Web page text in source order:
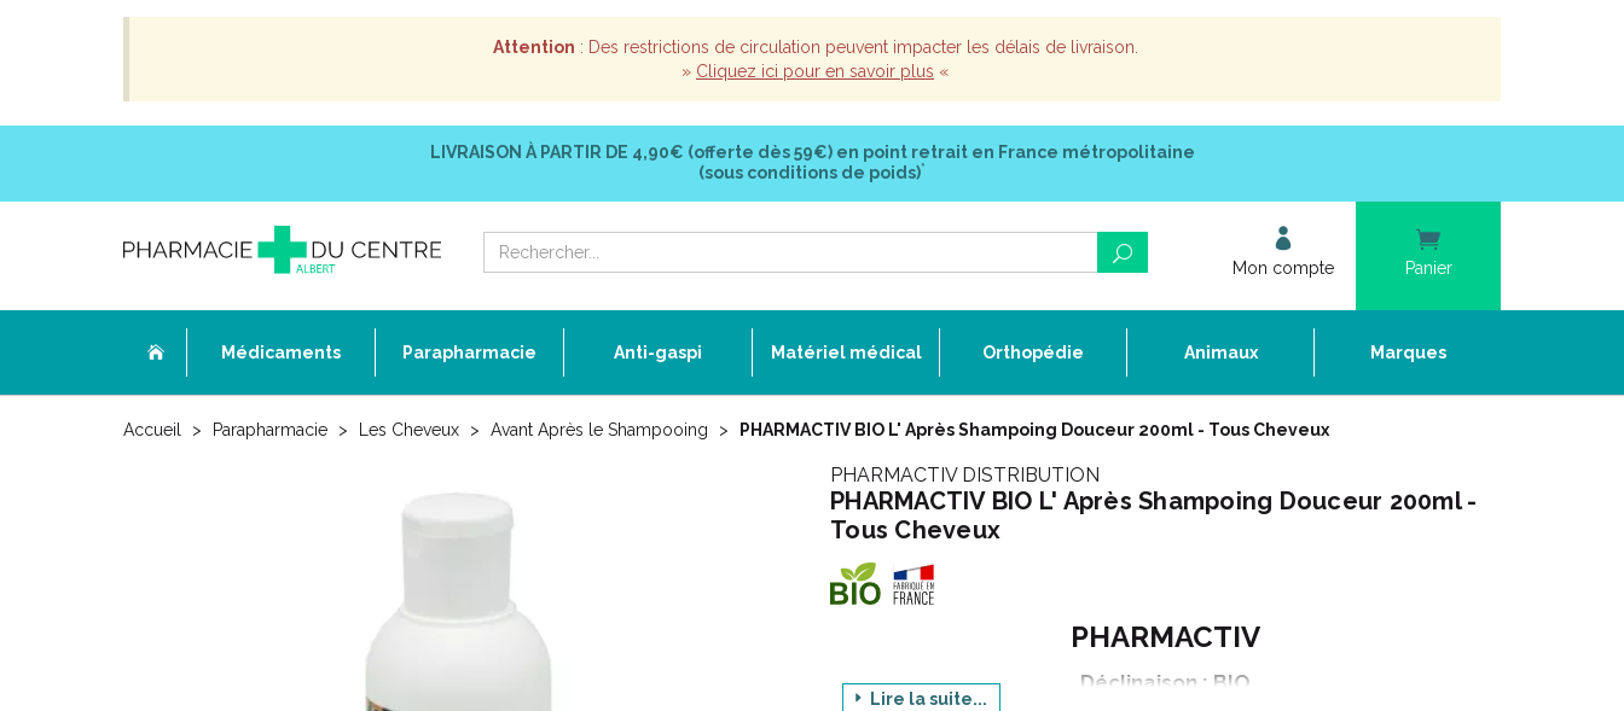
Attention : Des restrictions de circulation peuvent impacter les délais de livraison.
» Cliquez ici pour en savoir plus «
LIVRAISON À PARTIR DE 4,90€ (offerte dès 59€) en point retrait en France métropolitaine
(sous conditions de poids)*
Mon compte Panier
Médicaments Parapharmacie Anti-gaspi Matériel médical Orthopédie Animaux Marques
Accueil Parapharmacie Les Cheveux Avant Après le Shampooing PHARMACTIV BIO L' Après Shampoing Douceur 200ml - Tous Cheveux
PHARMACTIV DISTRIBUTION
PHARMACTIV BIO L' Après Shampoing Douceur 200ml -
Tous Cheveux
PHARMACTIV
Déclinaison : BIO
Lire la suite...